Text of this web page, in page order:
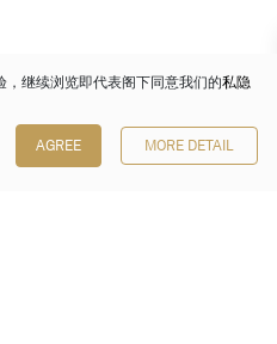
，继续浏览即代表阁下同意我们的私隐
AGREE MORE DETAIL